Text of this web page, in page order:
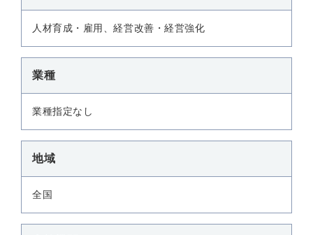
人材育成・雇用、経営改善・経営強化
業種
業種指定なし
地域
全国